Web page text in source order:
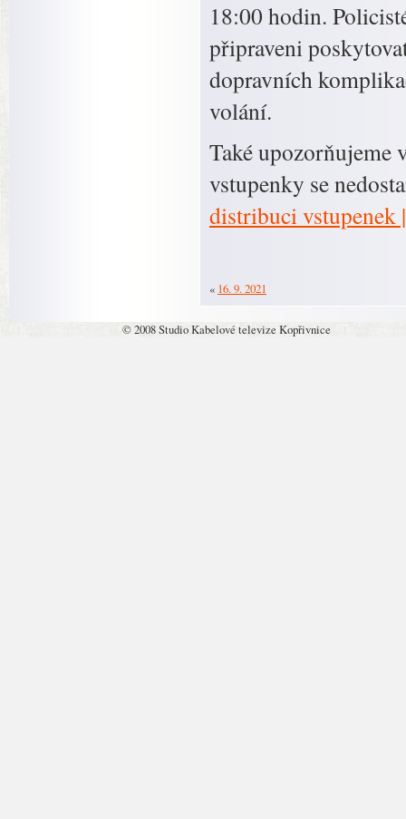
18:00 hodin.
připraveni
dopravních
volání.
Také upozorňujeme
vstupenky se
distribuci vstupenek
« 16. 9. 2021
© 2008 Studio Kabelové televize Kopřivnice